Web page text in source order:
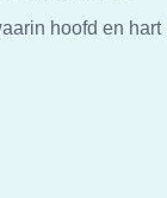
hoofd en hart